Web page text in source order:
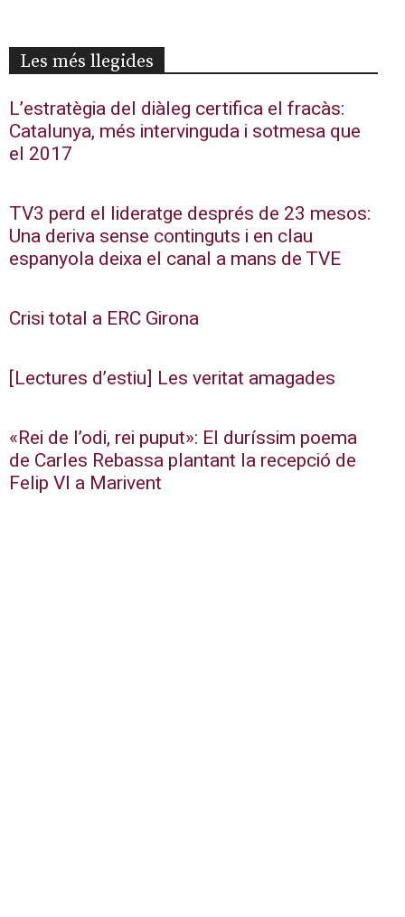
Les més llegides
L’estratègia del diàleg certifica el fracàs:
Catalunya, més intervinguda i sotmesa que
el 2017
TV3 perd el lideratge després de 23 mesos:
Una deriva sense continguts i en clau
espanyola deixa el canal a mans de TVE
Crisi total a ERC Girona
[Lectures d’estiu] Les veritat amagades
«Rei de l’odi, rei puput»: El duríssim poema
de Carles Rebassa plantant la recepció de
Felip VI a Marivent